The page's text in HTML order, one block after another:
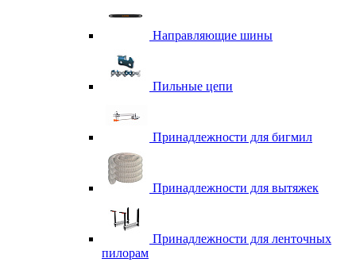
Направляющие шины
Пильные цепи
Принадлежности для бигмил
Принадлежности для вытяжек
Принадлежности для ленточных
пилорам